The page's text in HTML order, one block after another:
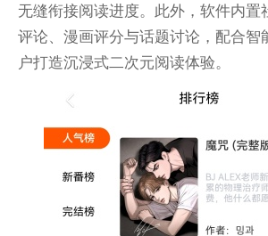
无缝衔接阅读进度。此外，软件内置
评论、漫画评分与话题讨论，配合智
户打造沉浸式二次元阅读体验。